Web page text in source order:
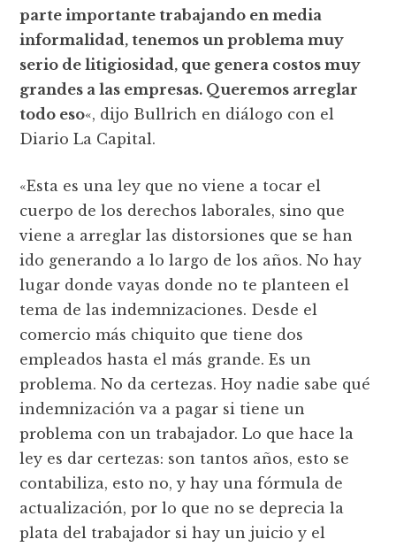
parte importante trabajando en media
informalidad, tenemos un problema muy
serio de litigiosidad, que genera costos muy
grandes a las empresas. Queremos arreglar
todo eso«, dijo Bullrich en diálogo con el
Diario La Capital.
«Esta es una ley que no viene a tocar el
cuerpo de los derechos laborales, sino que
viene a arreglar las distorsiones que se han
ido generando a lo largo de los años. No hay
lugar donde vayas donde no te planteen el
tema de las indemnizaciones. Desde el
comercio más chiquito que tiene dos
empleados hasta el más grande. Es un
problema. No da certezas. Hoy nadie sabe qué
indemnización va a pagar si tiene un
problema con un trabajador. Lo que hace la
ley es dar certezas: son tantos años, esto se
contabiliza, esto no, y hay una fórmula de
actualización, por lo que no se deprecia la
plata del trabajador si hay un juicio y el